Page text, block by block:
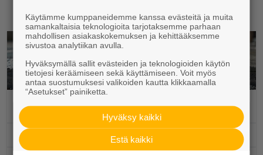
Valmisbetoni
Asiakaspalvelu ja tilaukset
Käytämme kumppaneidemme kanssa evästeitä ja muita
samankaltaisia teknologioita tarjotaksemme parhaan
mahdollisen asiakaskokemuksen ja kehittääksemme
sivustoa analytiikan avulla.
Hyväksymällä sallit evästeiden ja teknologioiden käytön
tietojesi keräämiseen sekä käyttämiseen. Voit myös
antaa suostumuksesi valikoiden kautta klikkaamalla
“Asetukset” painiketta.
Hyväksy kaikki
Estä kaikki